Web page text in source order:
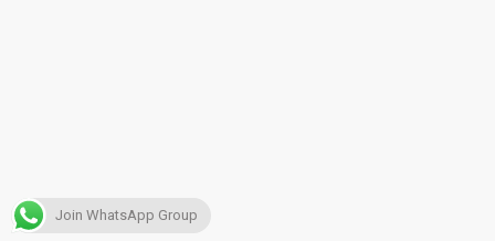
Join WhatsApp Group